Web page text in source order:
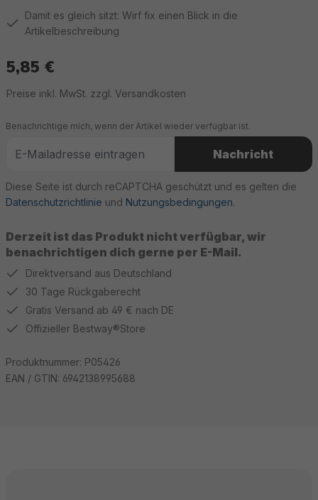
Damit es gleich sitzt: Wirf fix einen Blick in die
Artikelbeschreibung
5,85 €
Preise inkl. MwSt. zzgl. Versandkosten
Derzeit ist das Produkt nicht verfügbar, wir
benachrichtigen dich gerne per E-Mail.
Benachrichtige mich, wenn der Artikel wieder verfügbar ist.
Nachricht
Diese Seite ist durch reCAPTCHA geschützt und es gelten die
Datenschutzrichtlinie und Nutzungsbedingungen.
Direktversand aus Deutschland
30 Tage Rückgaberecht
Gratis Versand ab 49 € nach DE
Offizieller Bestway®Store
Produktnummer: P05426
EAN / GTIN: 6942138995688